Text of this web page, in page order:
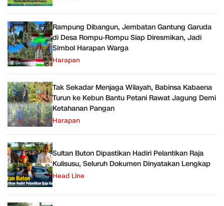
Rampung Dibangun, Jembatan Gantung Garuda
di Desa Rompu-Rompu Siap Diresmikan, Jadi
Simbol Harapan Warga
Harapan
Tak Sekadar Menjaga Wilayah, Babinsa Kabaena
Turun ke Kebun Bantu Petani Rawat Jagung Demi
Ketahanan Pangan
Harapan
Sultan Buton Dipastikan Hadiri Pelantikan Raja
Kulisusu, Seluruh Dokumen Dinyatakan Lengkap
Head Line